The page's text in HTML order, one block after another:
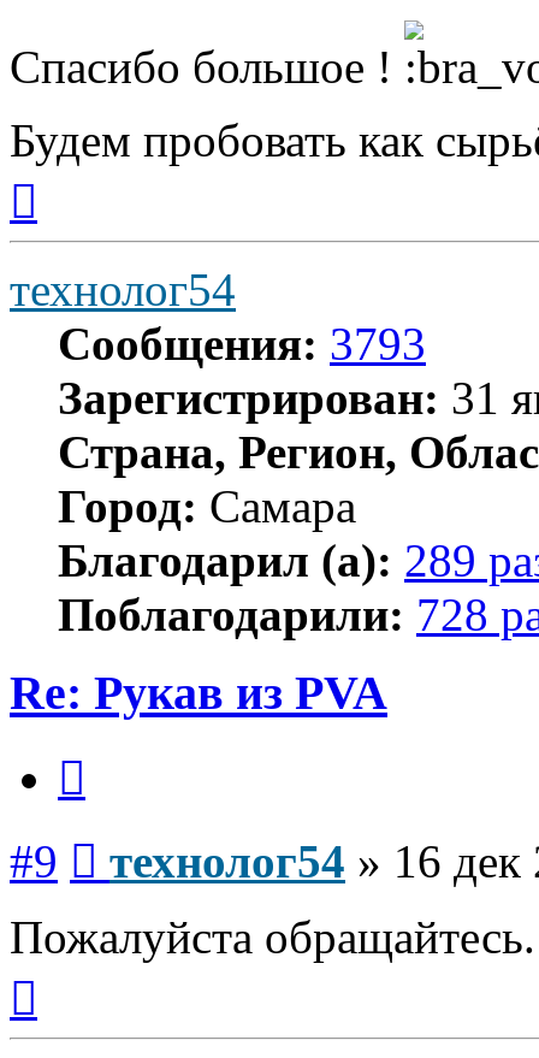
Спасибо большое !
Будем пробовать как
началу
технолог54
Сообщения: 3793
Зарегистрирован: 31
Страна, Регион,
Город: Самара
Благодарил (а): 289
Поблагодарили: 728
Re: Рукав из PVA
#9 технолог54 » 16
Пожалуйста обращайтесь.
началу